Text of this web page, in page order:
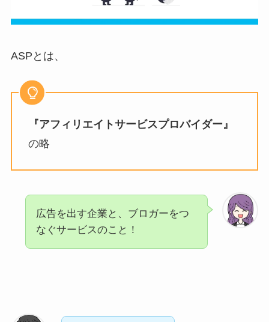
ASPとは、
『アフィリエイトサービスプロバイダー』
の略
広告を出す企業と、ブロガーをつ
なぐサービスのこと！